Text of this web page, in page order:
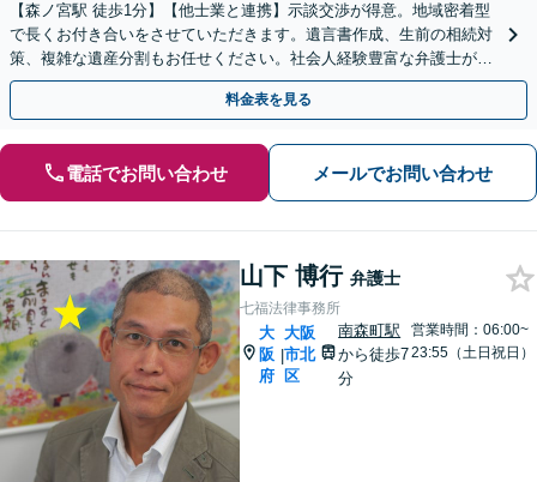
【森ノ宮駅 徒歩1分】【他士業と連携】示談交渉が得意。地域密着型
で長くお付き合いをさせていただきます。遺言書作成、生前の相続対
策、複雑な遺産分割もお任せください。社会人経験豊富な弁護士が親
身になってお話を伺います。
料金表を見る
電話でお問い合わせ メールでお問い合わせ
山下 博行 弁護士
七福法律事務所
大
阪
府
|
大阪
市北
区
南森町駅
から徒歩7
分
営業時間：06:00~
23:55（土日祝日）